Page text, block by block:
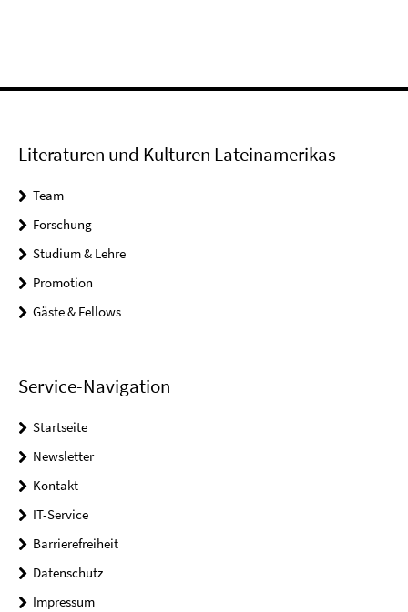
Literaturen und Kulturen Lateinamerikas
Team
Forschung
Studium & Lehre
Promotion
Gäste & Fellows
Service-Navigation
Startseite
Newsletter
Kontakt
IT-Service
Barrierefreiheit
Datenschutz
Impressum